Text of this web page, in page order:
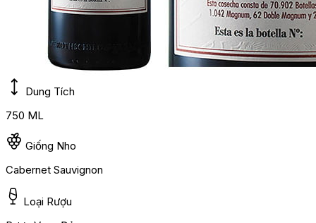
Dung Tích
750 ML
Giống Nho
Cabernet Sauvignon
Loại Rượu